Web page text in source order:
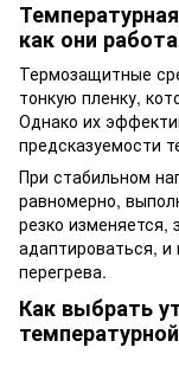
как они
Термозащитные
тонкую пленку,
Однако их
предсказуемости
При стабильном
равномерно,
резко изменяется,
адаптироваться,
перегрева.
Как выбрать